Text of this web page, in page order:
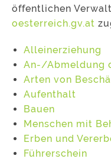
öffentlichen
oesterreich.gv.at
Alleinerziehung
An-/Abmeldung
Arten von
Aufenthalt
Bauen
Menschen mit
Erben und
Führerschein